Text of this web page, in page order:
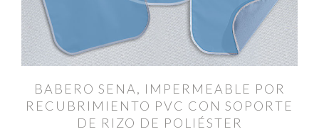
BABERO SENA, IMPERMEABLE POR
RECUBRIMIENTO PVC CON SOPORTE
DE RIZO DE POLIÉSTER